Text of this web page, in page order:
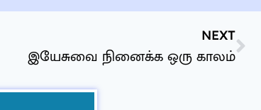
NEXT
இயேசுவை நினைக்க ஒரு காலம்